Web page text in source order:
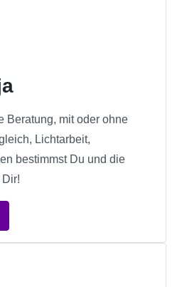
Beratung, mit oder ohne
Lichtarbeit,
bestimmst Du und die